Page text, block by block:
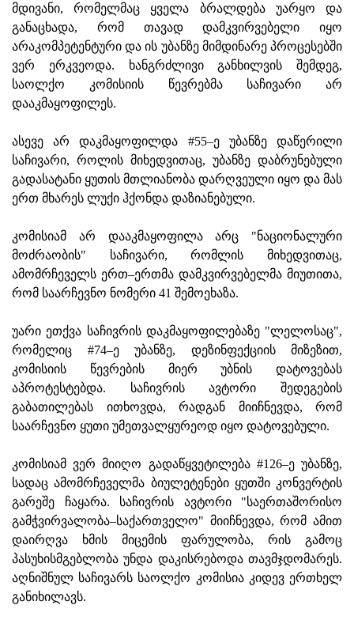
მდივანი, რომელმაც ყველა ბრალდება უარყო და
განაცხადა, რომ თავად დამკვირვებელი იყო
არაკომპეტენტური და ის უბანზე მიმდინარე პროცესებში
ვერ ერკვეოდა. ხანგრძლივი განხილვის შემდეგ,
საოლქო კომისიის წევრებმა საჩივარი არ
დააკმაყოფილეს.
ასევე არ დაკმაყოფილდა #55–ე უბანზე დაწერილი
საჩივარი, როლის მიხედვითაც, უბანზე დაბრუნებული
გადასატანი ყუთის მთლიანობა დარღვეული იყო და მას
ერთ მხარეს ლუქი ჰქონდა დაზიანებული.
კომისიამ არ დააკმაყოფილა არც "ნაციონალური
მოძრაობის" საჩივარი, რომლის მიხედვითაც,
ამომრჩეველს ერთ–ერთმა დამკვირვებელმა მიუთითა,
რომ საარჩევნო ნომერი 41 შემოეხაზა.
უარი ეთქვა საჩივრის დაკმაყოფილებაზე "ლელოსაც",
რომელიც #74–ე უბანზე, დეზინფექციის მიზეზით,
კომისიის წევრების მიერ უბნის დატოვებას
აპროტესტებდა. საჩივრის ავტორი შედეგების
გაბათილებას ითხოვდა, რადგან მიიჩნევდა, რომ
საარჩევნო ყუთი უმეთვალყურეოდ იყო დატოვებული.
კომისიამ ვერ მიიღო გადაწყვეტილება #126–ე უბანზე,
სადაც ამომრჩეველმა ბიულეტენები ყუთში კონვერტის
გარეშე ჩაყარა. საჩივრის ავტორი "საერთაშორისო
გამჭვირვალობა–საქართველო" მიიჩნევდა, რომ ამით
დაირღვა ხმის მიცემის ფარულობა, რის გამოც
პასუხისმგებლობა უნდა დაკისრებოდა თავმჯდომარეს.
აღნიშნულ საჩივარს საოლქო კომისია კიდევ ერთხელ
განიხილავს.